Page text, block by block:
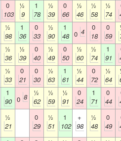
0
103
½
9
1
78
½
39
0
66
½
46
½
58
½
74
½
98
1
36
0
33
½
90
1
48 0 4
0
18
0
59
½
36
½
39
0
40
½
49
0
50
½
60
½
74
1
91
½
33
0
21
0
30
½
63
1
61
½
44
0
72
½
64
1
90 0 8
½
62
½
59
½
91
0
24
1
71
0
44
½
21
0
29
½
51
1
102
+
98
½
48
0
49